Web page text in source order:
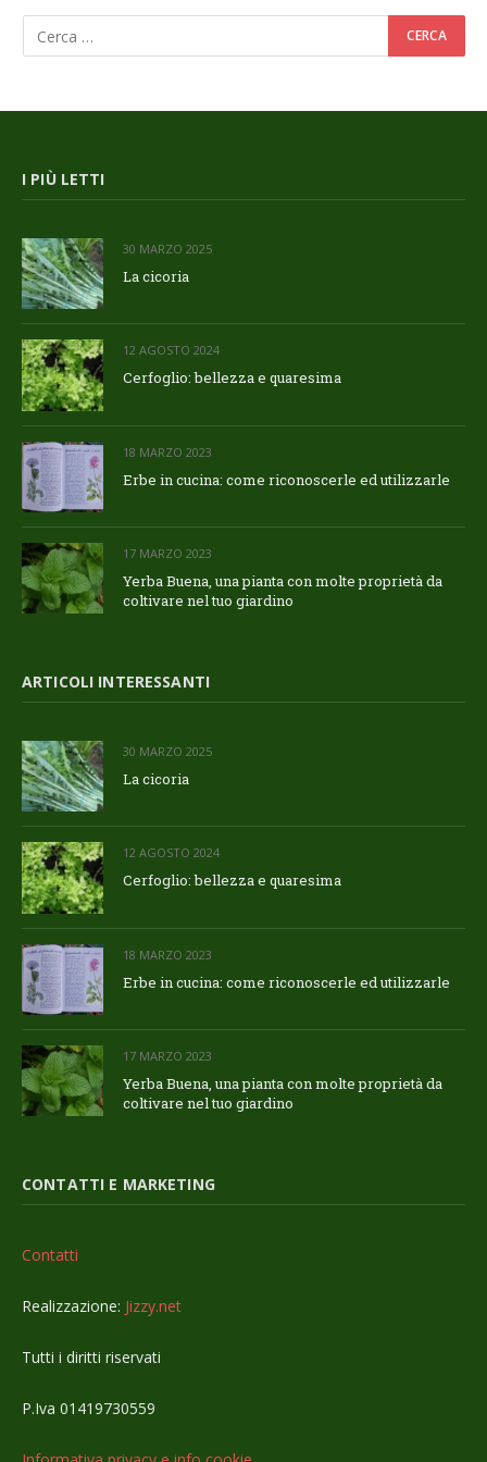
I PIÙ LETTI
30 MARZO 2025
La cicoria
12 AGOSTO 2024
Cerfoglio: bellezza e quaresima
18 MARZO 2023
Erbe in cucina: come riconoscerle ed utilizzarle
17 MARZO 2023
Yerba Buena, una pianta con molte proprietà da
coltivare nel tuo giardino
ARTICOLI INTERESSANTI
30 MARZO 2025
La cicoria
12 AGOSTO 2024
Cerfoglio: bellezza e quaresima
18 MARZO 2023
Erbe in cucina: come riconoscerle ed utilizzarle
17 MARZO 2023
Yerba Buena, una pianta con molte proprietà da
coltivare nel tuo giardino
CONTATTI E MARKETING
Contatti
Realizzazione: Jizzy.net
Tutti i diritti riservati
P.Iva 01419730559